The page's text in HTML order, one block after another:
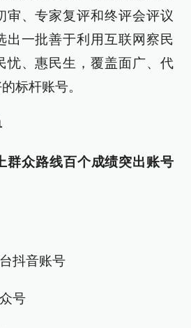
审、专家复评和终评会评议
出一批善于利用互联网察民
忧、惠民生，覆盖面广、代
标杆账号。
群众路线百个成绩突出账号
抖音账号
号